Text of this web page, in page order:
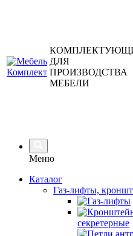
ДЛЯ
ПРОИЗВОДСТВА
МЕБЕЛИ
Меню
Каталог
Газ-лифты,
секретерные